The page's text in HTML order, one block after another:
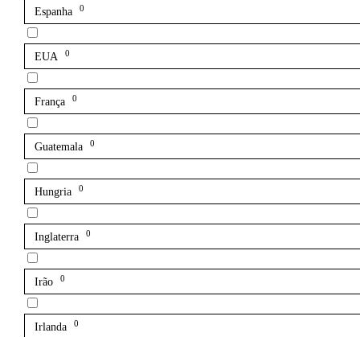
Espanha 0
EUA 0
França 0
Guatemala 0
Hungria 0
Inglaterra 0
Irão 0
Irlanda 0